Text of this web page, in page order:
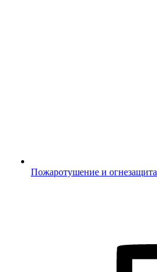
Пожаротушение и огнезащита